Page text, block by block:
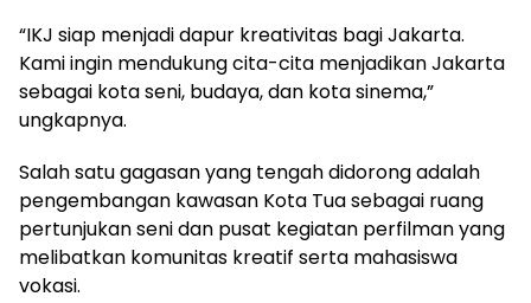
“IKJ siap menjadi dapur kreativitas bagi Jakarta.
Kami ingin mendukung cita-cita menjadikan Jakarta
sebagai kota seni, budaya, dan kota sinema,”
ungkapnya.
Salah satu gagasan yang tengah didorong adalah
pengembangan kawasan Kota Tua sebagai ruang
pertunjukan seni dan pusat kegiatan perfilman yang
melibatkan komunitas kreatif serta mahasiswa
vokasi.